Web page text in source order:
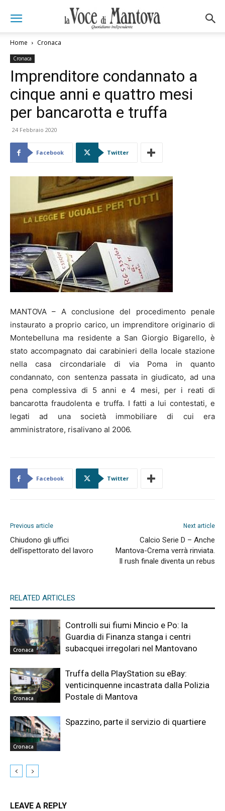
Home Cronaca
Cronaca
Imprenditore condannato a
cinque anni e quattro mesi
per bancarotta e truffa
24 Febbraio 2020
Facebook Twitter
MANTOVA – A conclusione del procedimento penale
instaurato a proprio carico, un imprenditore originario di
Montebelluna ma residente a San Giorgio Bigarello, è
stato accompagnato dai carabinieri della locale stazione
nella casa circondariale di via Poma in quanto
condannato, con sentenza passata in giudicato, ad una
pena complessiva di 5 anni e 4 mesi, per i reati di
bancarotta fraudolenta e truffa. I fatti a lui contestati, e
legati ad una società immobiliare di cui era
amministratore, risalivano al 2006.
Facebook Twitter
Previous article
Chiudono gli uffici
dell’ispettorato del lavoro
Next article
Calcio Serie D – Anche
Mantova-Crema verrà rinviata.
Il rush finale diventa un rebus
RELATED ARTICLES
Cronaca
Controlli sui fiumi Mincio e Po: la
Guardia di Finanza stanga i centri
subacquei irregolari nel Mantovano
Cronaca
Truffa della PlayStation su eBay:
venticinquenne incastrata dalla Polizia
Postale di Mantova
Cronaca
Spazzino, parte il servizio di quartiere
LEAVE A REPLY